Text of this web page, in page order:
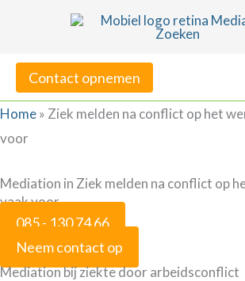
inhoudContact opnemen
Home» Ziek melden na conflict op het
voor
Mediation in Ziek melden na conflict op
vaak voor
085 - 130 74 66
Neem contact op
Mediation bij ziekte door arbeidsconflict